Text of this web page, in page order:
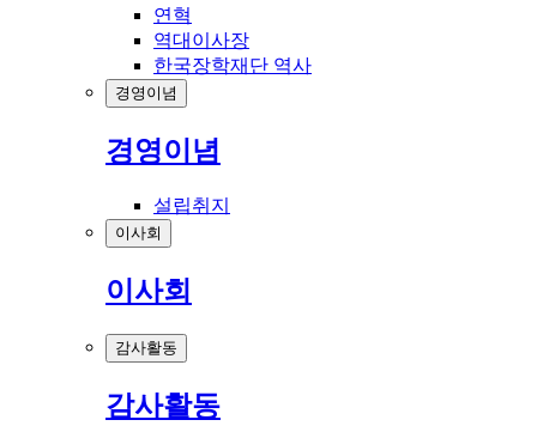
연혁
역대이사장
한국장학재단 역사
경영이념
경영이념
설립취지
이사회
이사회
감사활동
감사활동